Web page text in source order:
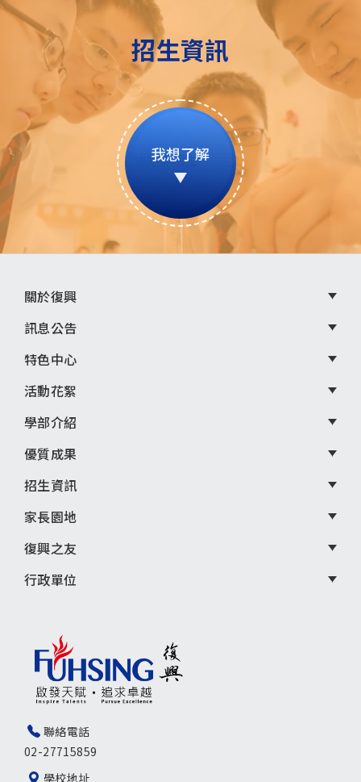
招生資訊
我想了解
聯絡電話
02-27715859
學校地址
頁
尾
選
單
關於復興
訊息公告
特色中心
活動花絮
學部介紹
優質成果
招生資訊
家長園地
復興之友
行政單位